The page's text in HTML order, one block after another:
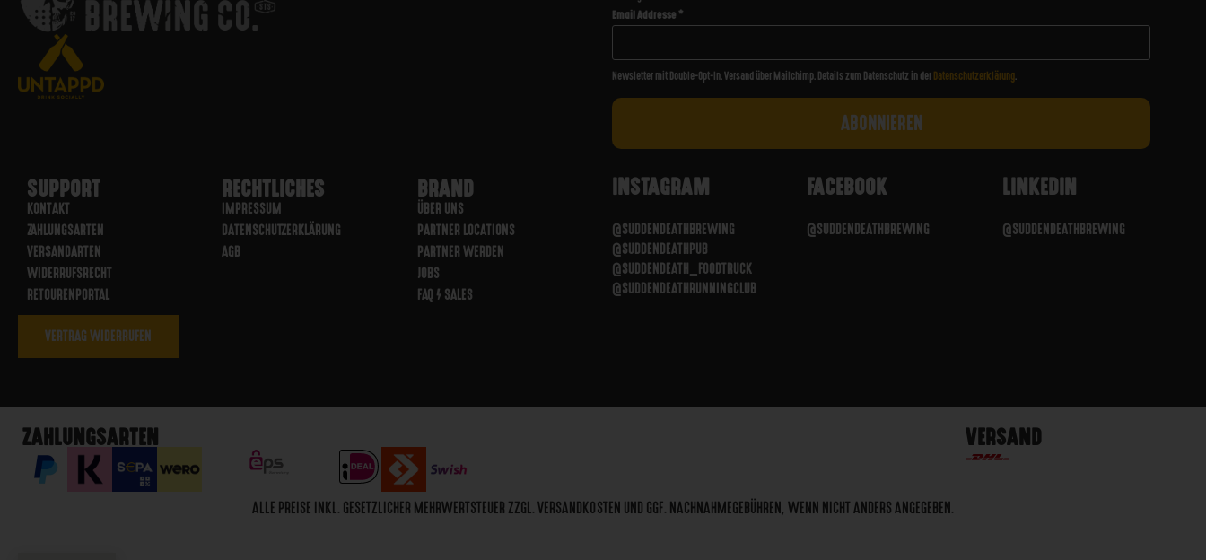
Email Addresse*
Newsletter mit Double-Opt-In. Versand über Mailchimp. Details zum Datenschutz in der Datenschutzerklärung.
SUPPORT
KONTAKT
ZAHLUNGSARTEN
VERSANDARTEN
WIDERRUFSRECHT
RETOURENPORTAL
RECHTLICHES
IMPRESSUM
DATENSCHUTZERKLÄRUNG
AGB
BRAND
ÜBER UNS
PARTNER LOCATIONS
PARTNER WERDEN
JOBS
FAQ / SALES
INSTAGRAM
@SUDDENDEATHBREWING
@SUDDENDEATHPUB
@SUDDENDEATH_FOODTRUCK
@SUDDENDEATHRUNNINGCLUB
FACEBOOK
@SUDDENDEATHBREWING
LINKEDIN
@SUDDENDEATHBREWING
VERTRAG WIDERRUFEN
ZAHLUNGSARTEN VERSAND
ALLE PREISE INKL. GESETZLICHER MEHRWERTSTEUER ZZGL. VERSANDKOSTEN UND GGF. NACHNAHMEGEBÜHREN, WENN NICHT ANDERS ANGEGEBEN.